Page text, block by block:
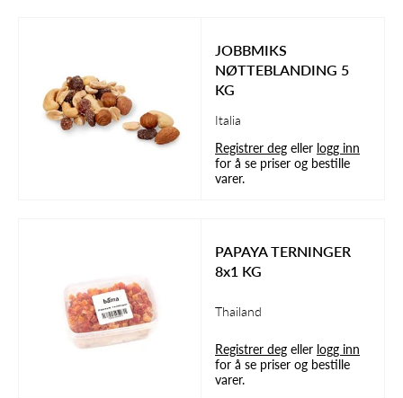
JOBBMIKS
NØTTEBLANDING 5
KG
Italia
Registrer deg eller logg inn
for å se priser og bestille
varer.
PAPAYA TERNINGER
8x1 KG
Thailand
Registrer deg eller logg inn
for å se priser og bestille
varer.